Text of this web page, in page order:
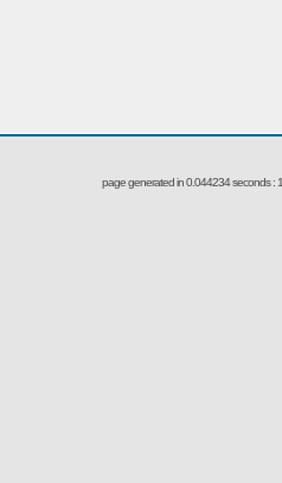
page generated in 0.044234 seconds :